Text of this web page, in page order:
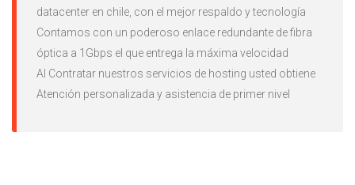
datacenter en chile, con el mejor respaldo y tecnología
Contamos con un poderoso enlace redundante de fibra
óptica a 1Gbps el que entrega la máxima velocidad
Al Contratar nuestros servicios de hosting usted obtiene
Atención personalizada y asistencia de primer nivel